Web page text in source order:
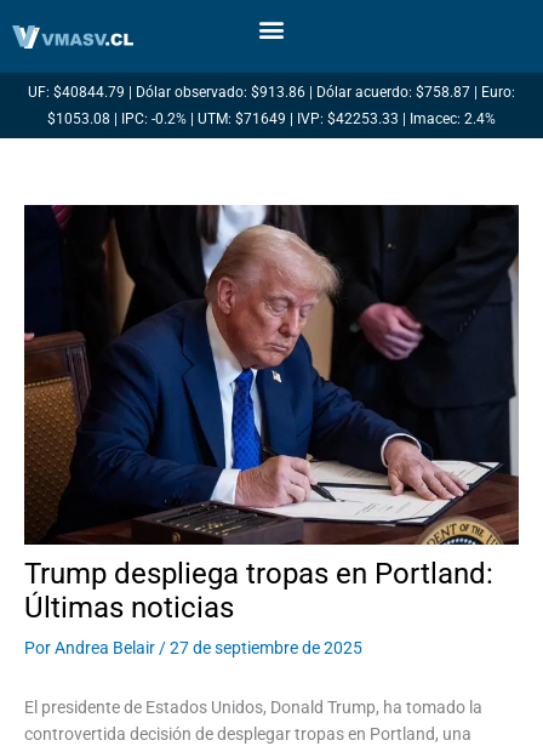
UF: $40844.79 | Dólar observado: $913.86 | Dólar acuerdo: $758.87 | Euro:
$1053.08 | IPC: -0.2% | UTM: $71649 | IVP: $42253.33 | Imacec: 2.4%
Trump despliega tropas en Portland:
Últimas noticias
PorAndrea Belair/27 de septiembre de 2025
El presidente de Estados Unidos, Donald Trump, ha tomado la
controvertida decisión de desplegar tropas en Portland, una